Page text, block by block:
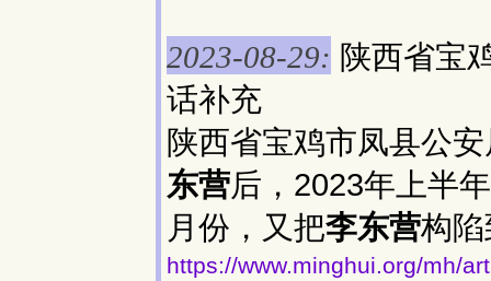
2023-08-29: 陕西省宝
话补充
陕西省宝鸡市凤县公
东营后，2023年上半
月份，又把李东营构
https://www.minghui.org/mh/